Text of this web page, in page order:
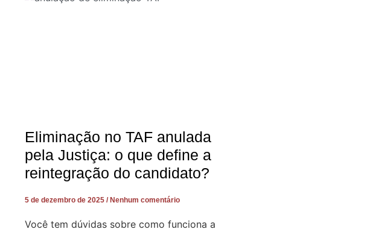
Eliminação no TAF anulada
pela Justiça: o que define a
reintegração do candidato?
5 de dezembro de 2025 Nenhum comentário
Você tem dúvidas sobre como funciona a